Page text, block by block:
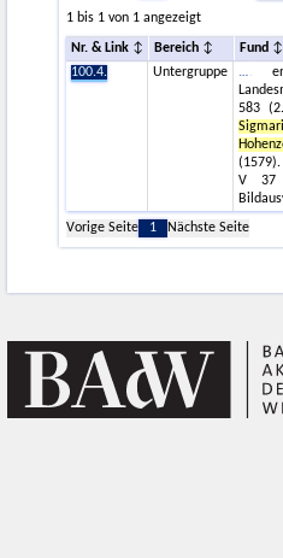
1 bis 1 von 1 angezeigt
Nr. & Link Bereich
Fund
100.4.
Untergruppe
.
583
V 37
Vorige Seite
1 Nächste Seite